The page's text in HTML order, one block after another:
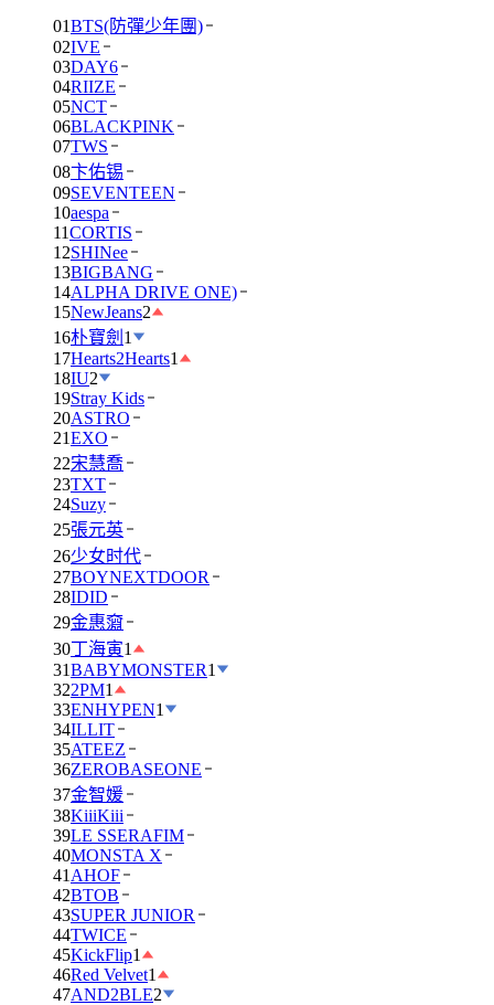
01BTS(防彈少年團)
02IVE
03DAY6
04RIIZE
05NCT
06BLACKPINK
07TWS
08卞佑锡
09SEVENTEEN
10aespa
11CORTIS
12SHINee
13BIGBANG
14ALPHA DRIVE ONE)
15NewJeans2
16朴寶劍 1
17Hearts2Hearts1
18IU2
19Stray Kids
20ASTRO
21EXO
22宋慧喬
23TXT
24Suzy
25張元英
26少女时代
27BOYNEXTDOOR
28IDID
29金惠奫
30丁海寅1
31BABYMONSTER1
322PM1
33ENHYPEN1
34ILLIT
35ATEEZ
36ZEROBASEONE
37金智媛
38KiiiKiii
39LE SSERAFIM
40MONSTA X
41 AHOF
42BTOB
43SUPER JUNIOR
44TWICE
45KickFlip1
46Red Velvet1
47AND2BLE2